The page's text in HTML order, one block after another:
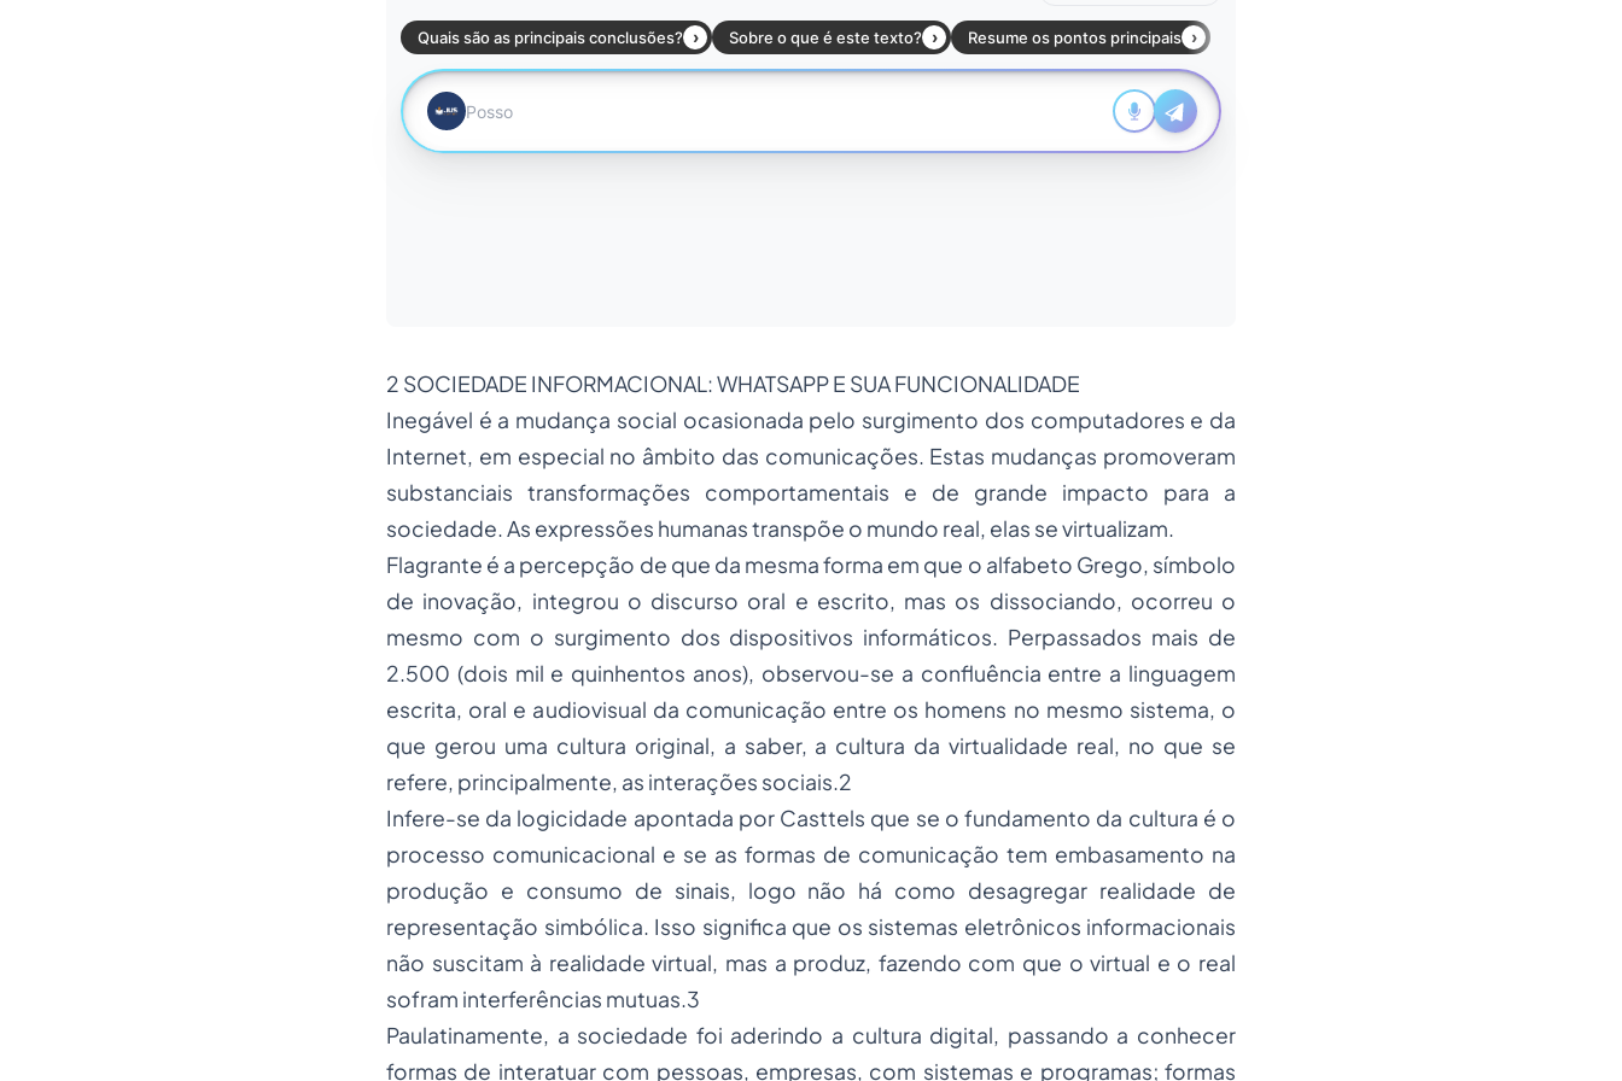
2 SOCIEDADE INFORMACIONAL: WHATSAPP E SUA FUNCIONALIDADE
Inegável é a mudança social ocasionada pelo surgimento dos computadores e da
Internet, em especial no âmbito das comunicações. Estas mudanças promoveram
substanciais transformações comportamentais e de grande impacto para a
sociedade. As expressões humanas transpõe o mundo real, elas se virtualizam.
Flagrante é a percepção de que da mesma forma em que o alfabeto Grego, símbolo
de inovação, integrou o discurso oral e escrito, mas os dissociando, ocorreu o
mesmo com o surgimento dos dispositivos informáticos. Perpassados mais de
2.500 (dois mil e quinhentos anos), observou-se a confluência entre a linguagem
escrita, oral e audiovisual da comunicação entre os homens no mesmo sistema, o
que gerou uma cultura original, a saber, a cultura da virtualidade real, no que se
refere, principalmente, as interações sociais.2
Infere-se da logicidade apontada por Casttels que se o fundamento da cultura é o
processo comunicacional e se as formas de comunicação tem embasamento na
produção e consumo de sinais, logo não há como desagregar realidade de
representação simbólica. Isso significa que os sistemas eletrônicos informacionais
não suscitam à realidade virtual, mas a produz, fazendo com que o virtual e o real
sofram interferências mutuas.3
Paulatinamente, a sociedade foi aderindo a cultura digital, passando a conhecer
formas de interatuar com pessoas, empresas, com sistemas e programas; formas